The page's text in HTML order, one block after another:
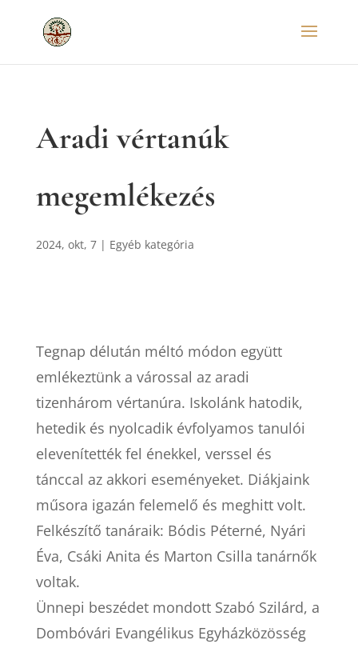
Aradi vértanúk
megemlékezés
2024, okt, 7| Egyéb kategória
Tegnap délután méltó módon együtt
emlékeztünk a várossal az aradi
tizenhárom vértanúra. Iskolánk hatodik,
hetedik és nyolcadik évfolyamos tanulói
elevenítették fel énekkel, verssel és
tánccal az akkori eseményeket. Diákjaink
műsora igazán felemelő és meghitt volt.
Felkészítő tanáraik: Bódis Péterné, Nyári
Éva, Csáki Anita és Marton Csilla tanárnők
voltak.
Ünnepi beszédet mondott Szabó Szilárd, a
Dombóvári Evangélikus Egyházközösség